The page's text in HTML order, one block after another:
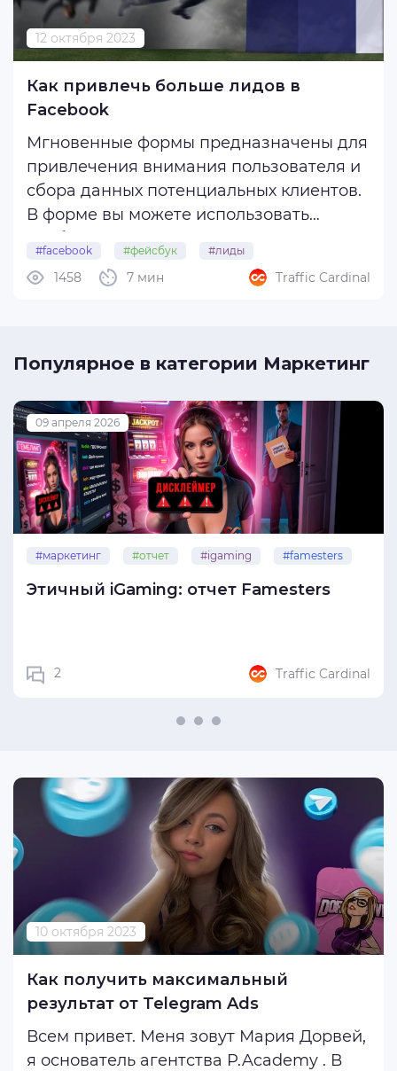
Конференции
База
УБТ
Креативы
Facebook
Google
SEO
Разборы ГЕО
Интересное
12 октября 2023
Как привлечь больше лидов в
Facebook
Мгновенные формы предназначены для
привлечения внимания пользователя и
сбора данных потенциальных клиентов.
В форме вы можете использовать
расскажут больше о вашем
предложении.
не переходит сразу на сайт. Вместо
#facebook #фейсбук #лиды
#мгновенныеформы #richcreative
7 мин
1458 Traffic Cardinal
Популярное в категории Маркетинг
09 апреля 2026
#маркетинг #отчет #igaming #famesters
Этичный iGaming: отчет Famesters
2 Traffic Cardinal
10 октября 2023
Как получить максимальный
результат от Telegram Ads
Всем привет. Меня зовут Мария Дорвей,
я основатель агентства P.Academy . В